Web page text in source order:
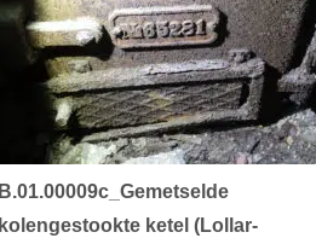
B.01.00009c_Gemetselde
kolengestookte ketel (Lollar-